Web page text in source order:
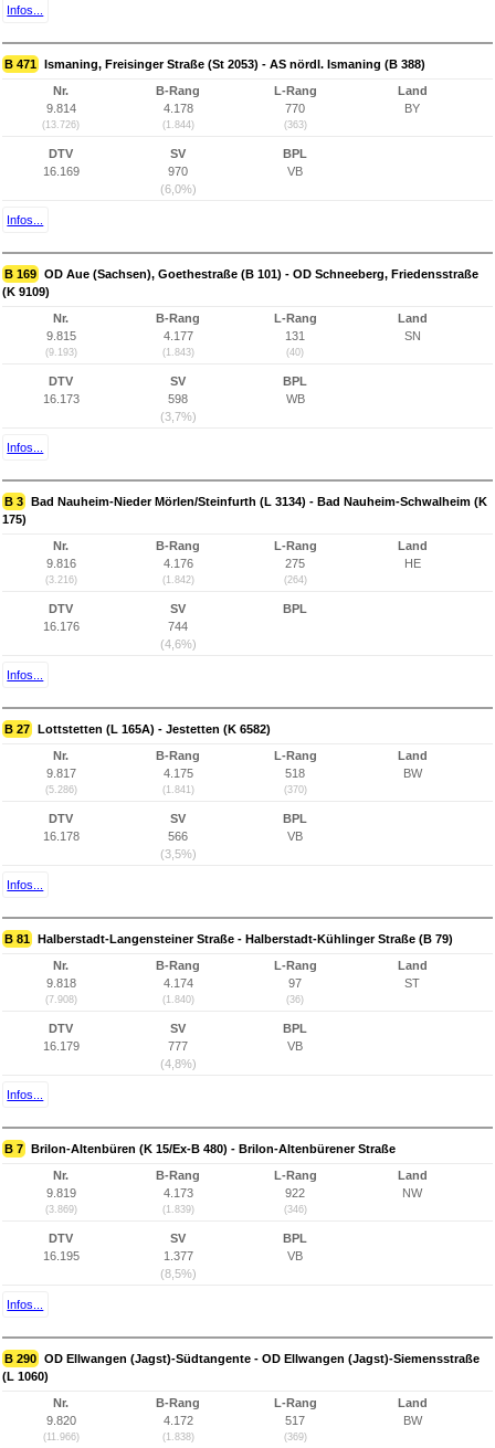
Infos...
B 471 Ismaning, Freisinger Straße (St 2053) - AS nördl. Ismaning (B 388)
Nr.
9.814
(13.726)
B-Rang
4.178
(1.844)
L-Rang
770
(363)
Land
BY
DTV
16.169
SV
970
(6,0%)
BPL
VB
Infos...
B 169 OD Aue (Sachsen), Goethestraße (B 101) - OD Schneeberg, Friedensstraße
(K 9109)
Nr.
9.815
(9.193)
B-Rang
4.177
(1.843)
L-Rang
131
(40)
Land
SN
DTV
16.173
SV
598
(3,7%)
BPL
WB
Infos...
B 3 Bad Nauheim-Nieder Mörlen/Steinfurth (L 3134) - Bad Nauheim-Schwalheim (K
175)
Nr.
9.816
(3.216)
B-Rang
4.176
(1.842)
L-Rang
275
(264)
Land
HE
DTV
16.176
SV
744
(4,6%)
BPL
Infos...
B 27 Lottstetten (L 165A) - Jestetten (K 6582)
Nr.
9.817
(5.286)
B-Rang
4.175
(1.841)
L-Rang
518
(370)
Land
BW
DTV
16.178
SV
566
(3,5%)
BPL
VB
Infos...
B 81 Halberstadt-Langensteiner Straße - Halberstadt-Kühlinger Straße (B 79)
Nr.
9.818
(7.908)
B-Rang
4.174
(1.840)
L-Rang
97
(36)
Land
ST
DTV
16.179
SV
777
(4,8%)
BPL
VB
Infos...
B 7 Brilon-Altenbüren (K 15/Ex-B 480) - Brilon-Altenbürener Straße
Nr.
9.819
(3.869)
B-Rang
4.173
(1.839)
L-Rang
922
(346)
Land
NW
DTV
16.195
SV
1.377
(8,5%)
BPL
VB
Infos...
B 290 OD Ellwangen (Jagst)-Südtangente - OD Ellwangen (Jagst)-Siemensstraße
(L 1060)
Nr.
9.820
(11.966)
B-Rang
4.172
(1.838)
L-Rang
517
(369)
Land
BW